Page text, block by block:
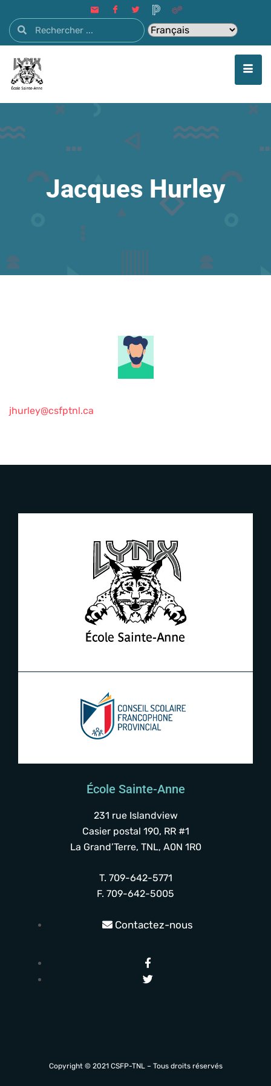
Jacques Hurley
jhurley@csfptnl.ca
École Sainte-Anne
231 rue Islandview
Casier postal 190, RR #1
La Grand’Terre, TNL, A0N 1R0
T. 709-642-5771
F. 709-642-5005
Contactez-nous
Copyright © 2021 CSFP-TNL – Tous droits réservés